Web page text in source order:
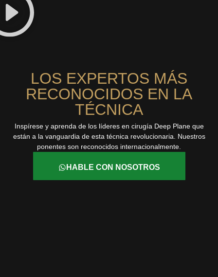
LOS EXPERTOS MÁS
RECONOCIDOS EN LA
TÉCNICA
Inspírese y aprenda de los líderes en cirugía Deep Plane que
están a la vanguardia de esta técnica revolucionaria. Nuestros
ponentes son reconocidos internacionalmente.
HABLE CON NOSOTROS